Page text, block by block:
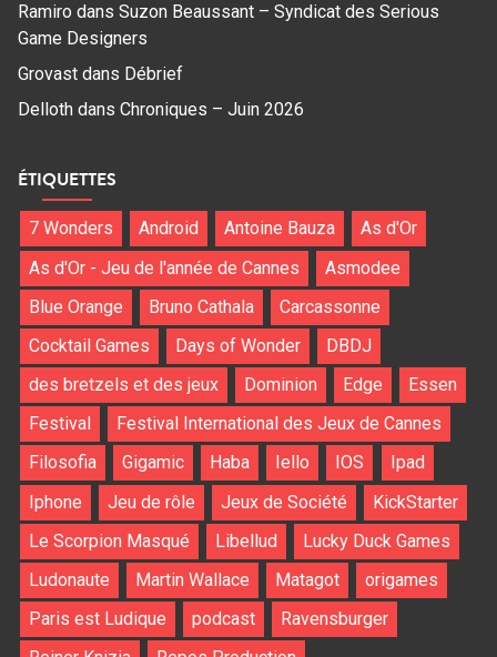
Ramiro dans Suzon Beaussant – Syndicat des Serious
Game Designers
Grovast dans Débrief
Delloth dans Chroniques – Juin 2026
ÉTIQUETTES
7 Wonders Android Antoine Bauza
As d'Or
As d'Or - Jeu de l'année de Cannes
Asmodee
Blue Orange
Bruno Cathala
Carcassonne
Cocktail Games
Days of Wonder
DBDJ
des bretzels et des jeux
Dominion Edge
Essen
Festival
Festival International des Jeux de Cannes
Filosofia
Gigamic Haba Iello IOS
Ipad
Iphone
Jeu de rôle Jeux de Société
KickStarter
Le Scorpion Masqué
Libellud
Lucky Duck Games
Ludonaute
Martin Wallace Matagot
origames
Paris est Ludique
podcast
Ravensburger